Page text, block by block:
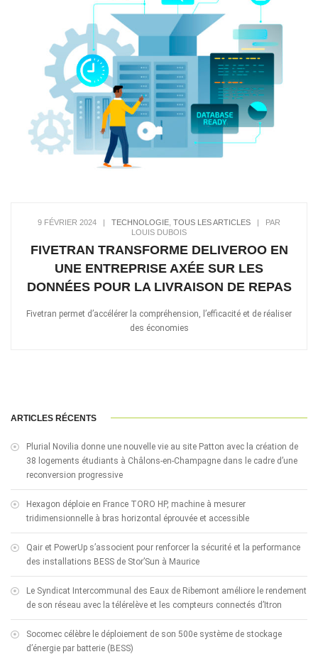
9 FÉVRIER 2024 | TECHNOLOGIE TOUS LES ARTICLES | PAR
LOUIS DUBOIS
FIVETRAN TRANSFORME DELIVEROO EN
UNE ENTREPRISE AXÉE SUR LES
DONNÉES POUR LA LIVRAISON DE REPAS
Fivetran permet d’accélérer la compréhension, l’efficacité et de réaliser
des économies
ARTICLES RÉCENTS
Plurial Novilia donne une nouvelle vie au site Patton avec la création de
38 logements étudiants à Châlons-en-Champagne dans le cadre d’une
reconversion progressive
Hexagon déploie en France TORO HP, machine à mesurer
tridimensionnelle à bras horizontal éprouvée et accessible
Qair et PowerUp s’associent pour renforcer la sécurité et la performance
des installations BESS de Stor’Sun à Maurice
Le Syndicat Intercommunal des Eaux de Ribemont améliore le rendement
de son réseau avec la télérelève et les compteurs connectés d’Itron
Socomec célèbre le déploiement de son 500e système de stockage
d’énergie par batterie (BESS)